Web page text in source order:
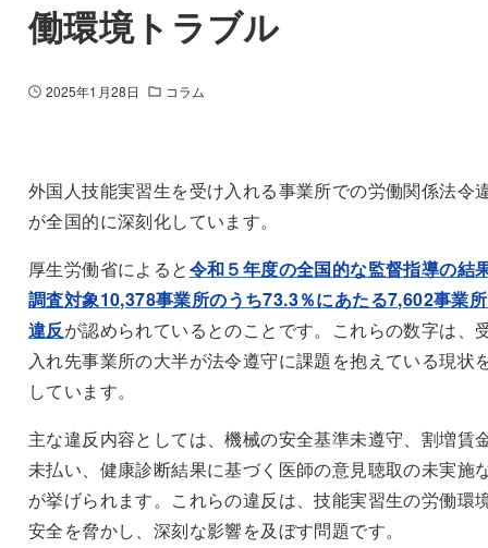
働環境トラブル
2025年1月28日 コラム
外国人技能実習生を受け入れる事業所での労働関係法令
が全国的に深刻化しています。
厚生労働省によると令和５年度の全国的な監督指導の結
調査対象10,378事業所のうち73.3％にあたる7,602事業
違反が認められているとのことです。これらの数字は、
入れ先事業所の大半が法令遵守に課題を抱えている現状
しています。
主な違反内容としては、機械の安全基準未遵守、割増賃
未払い、健康診断結果に基づく医師の意見聴取の未実施
が挙げられます。これらの違反は、技能実習生の労働環
安全を脅かし、深刻な影響を及ぼす問題です。